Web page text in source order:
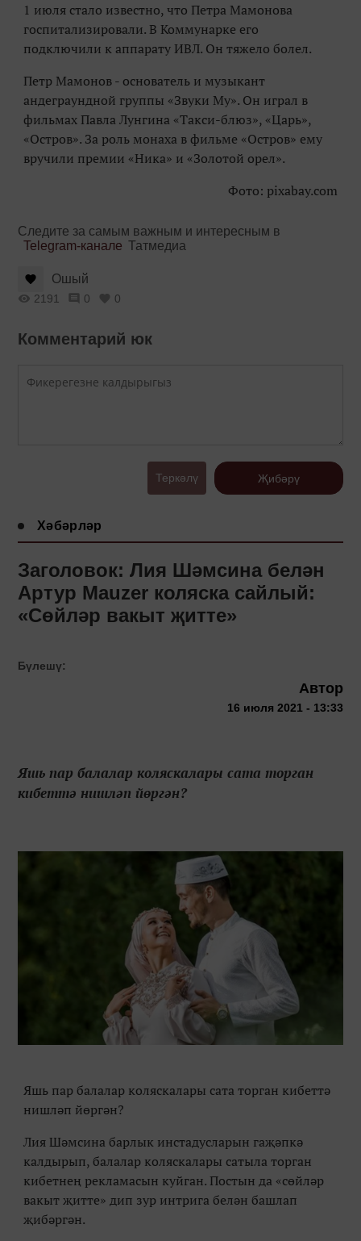
1 июля стало известно, что Петра Мамонова
госпитализировали. В Коммунарке его
подключили к аппарату ИВЛ. Он тяжело болел.
Петр Мамонов - основатель и музыкант
андеграундной группы «Звуки Му». Он играл в
фильмах Павла Лунгина «Такси-блюз», «Царь»,
«Остров». За роль монаха в фильме «Остров» ему
вручили премии «Ника» и «Золотой орел».
Фото: pixabay.com
Следите за самым важным и интересным в
Telegram-канале Татмедиа
Ошый
2191 0 0
Комментарий юк
Теркәлү Җибәрү
Хәбәрләр
Заголовок: Лия Шәмсина белән
Артур Mauzer коляска сайлый:
«Сөйләр вакыт җитте»
Бүлешү:
Автор
16 июля 2021 - 13:33
Яшь пар балалар коляскалары сата торган
кибеттә нишләп йөргән?
Яшь пар балалар коляскалары сата торган кибеттә
нишләп йөргән?
Лия Шәмсина барлык инстадусларын гаҗәпкә
калдырып, балалар коляскалары сатыла торган
кибетнең рекламасын куйган. Постын да «сөйләр
вакыт җитте» дип зур интрига белән башлап
җибәргән.